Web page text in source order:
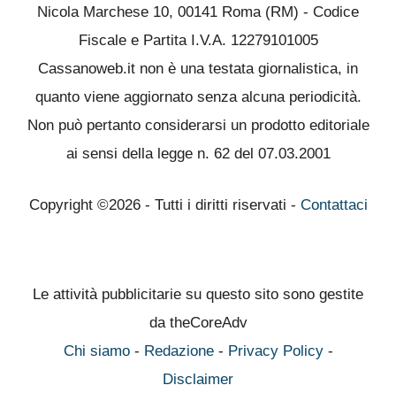
Nicola Marchese 10, 00141 Roma (RM) - Codice
Fiscale e Partita I.V.A. 12279101005
Cassanoweb.it non è una testata giornalistica, in
quanto viene aggiornato senza alcuna periodicità.
Non può pertanto considerarsi un prodotto editoriale
ai sensi della legge n. 62 del 07.03.2001
Copyright ©2026 - Tutti i diritti riservati - Contattaci
Le attività pubblicitarie su questo sito sono gestite
da theCoreAdv
Chi siamo- Redazione- Privacy Policy-
Disclaimer